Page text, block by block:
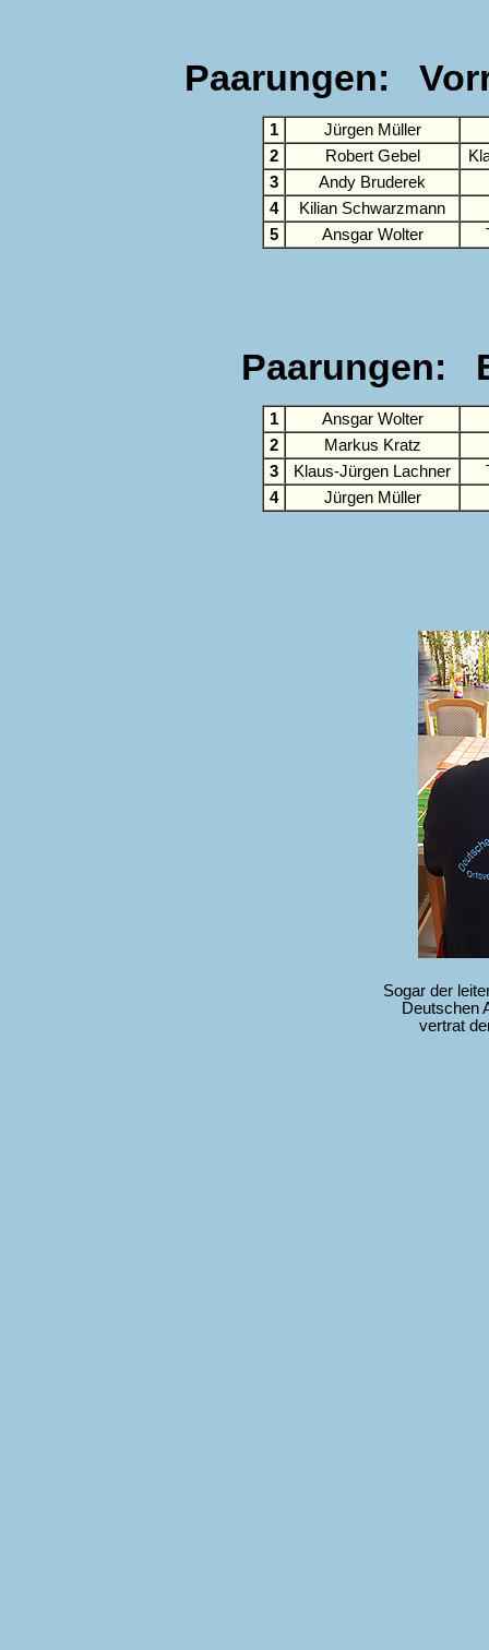
Paarungen:
1
Jürgen Müller
2
Robert Gebel
3
Andy Bruderek
4
Kilian Schwarzmann
5
Ansgar Wolter
Paarungen:
1 Ansgar Wolter
2
Markus Kratz
3
Klaus-Jürgen Lachner
4
Jürgen Müller
Sogar der
Deutschen
vertrat